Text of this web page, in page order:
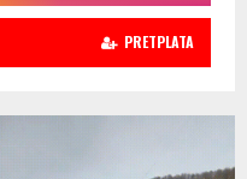
PRETPLATA